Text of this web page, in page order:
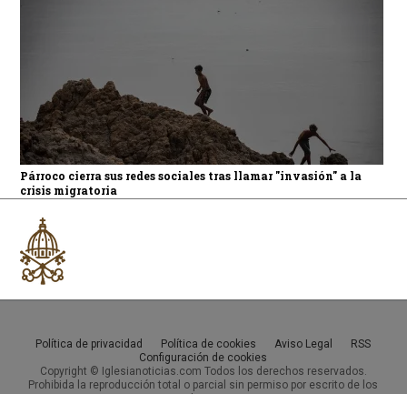
Párroco cierra sus redes sociales tras llamar "invasión" a la
crisis migratoria
Política de privacidad Política de cookies Aviso Legal
RSS
Configuración de cookies
Copyright © Iglesianoticias.com Todos los derechos reservados.
Prohibida la reproducción total o parcial sin permiso por escrito de los